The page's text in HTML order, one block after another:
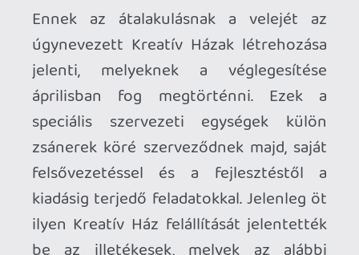
Rainbow Six.
A második Kreatív Házhoz kerülnek
a kompetitív és kooperatív
lövöldék, köztük a The Division, a
Ghost Recon és a Splinter Cell
széria.
A harmadik Kreatív Ház a live
service játékokat kapta meg, úgy
mint a For Honor, a The Crew, a
Riders Republic, a Brawlhalla és a
Skull & Bones.
A negyedik Kreatív Ház a fantasy és
narratív fókuszú programokkal fog
foglalkozni, így itt kötött ki a